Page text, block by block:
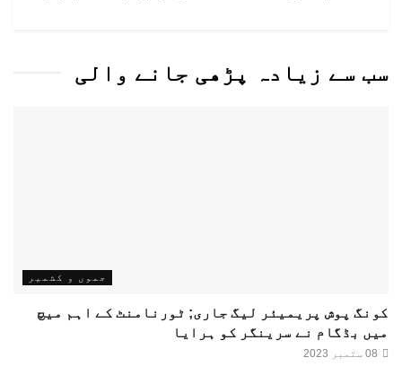
سب سے زیادہ پڑھی جانے والی
جموں و کشمیر
کونگ پوش پریمیئر لیگ جاری; ٹورنامنٹ کے اہم میچ
میں بڈگام نے سرینگر کو ہرایا